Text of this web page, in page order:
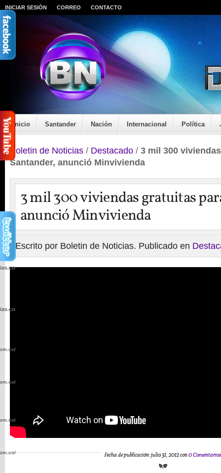
INICIAR SESIÓN CORREO CONTACTO
Inicio Santander Nación Internacional Política
Boletin de Noticias / Destacado / 3 mil 300
Santander, anunció Minvivienda
3 mil 300 viviendas gratuitas
anunció Minvivienda
Escrito por Boletin de Noticias. Publicado en
Fecha de publicación: julio 31, 2012 con0 Comentarios
wp-
wp-
wp-
wp-
wp-
wp-